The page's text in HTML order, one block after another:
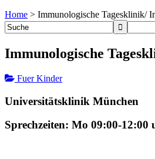
Home > Immunologische Tagesklinik/
Immunologische
Fuer Kinder
Universitätsklinik München
Sprechzeiten: Mo 09:00-